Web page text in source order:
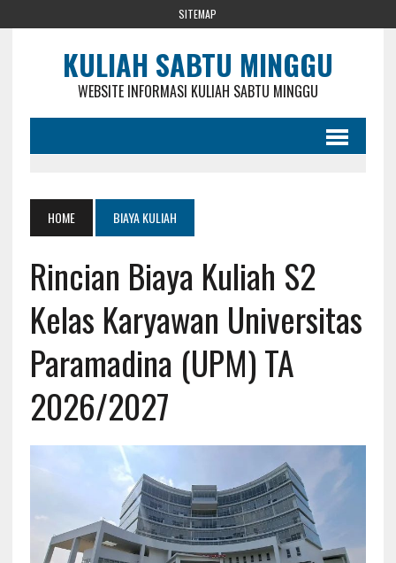
SITEMAP
KULIAH SABTU MINGGU
WEBSITE INFORMASI KULIAH SABTU MINGGU
HOME BIAYA KULIAH
Rincian Biaya Kuliah S2
Kelas Karyawan Universitas
Paramadina (UPM) TA
2026/2027